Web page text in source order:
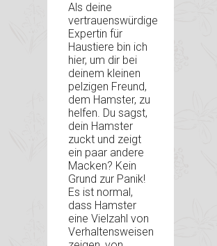
Als deine
vertrauenswürdige
Expertin für
Haustiere bin ich
hier, um dir bei
deinem kleinen
pelzigen Freund,
dem Hamster, zu
helfen. Du sagst,
dein Hamster
zuckt und zeigt
ein paar andere
Macken? Kein
Grund zur Panik!
Es ist normal,
dass Hamster
eine Vielzahl von
Verhaltensweisen